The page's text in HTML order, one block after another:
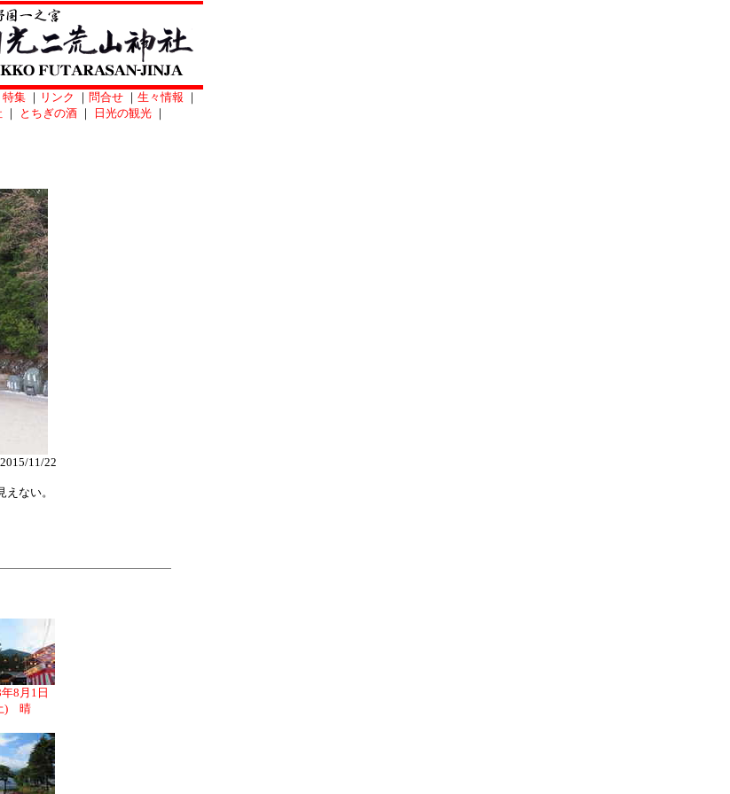
特集 ｜ リンク ｜ 問合せ ｜ 生々情報 ｜
｜ とちぎの酒 ｜ 日光の観光 ｜
11/22
ない。
8月1日
) 晴